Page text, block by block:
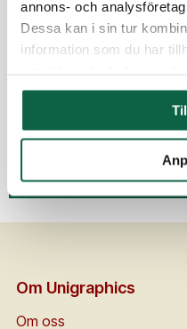
annons- och
Dessa kan i sin tur
information som du har
(Fyll i email först) Dra
Om Unigraphics
Om oss